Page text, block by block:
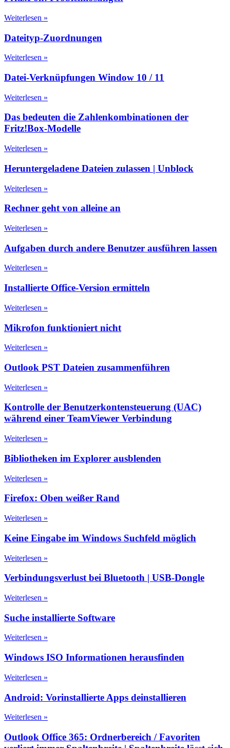
Weiterlesen »
Dateityp-Zuordnungen
Weiterlesen »
Datei-Verknüpfungen Window 10 / 11
Weiterlesen »
Das bedeuten die Zahlenkombinationen der
Fritz!Box-Modelle
Weiterlesen »
Heruntergeladene Dateien zulassen | Unblock
Weiterlesen »
Rechner geht von alleine an
Weiterlesen »
Aufgaben durch andere Benutzer ausführen lassen
Weiterlesen »
Installierte Office-Version ermitteln
Weiterlesen »
Mikrofon funktioniert nicht
Weiterlesen »
Outlook PST Dateien zusammenführen
Weiterlesen »
Kontrolle der Benutzerkontensteuerung (UAC)
während einer TeamViewer Verbindung
Weiterlesen »
Bibliotheken im Explorer ausblenden
Weiterlesen »
Firefox: Oben weißer Rand
Weiterlesen »
Keine Eingabe im Windows Suchfeld möglich
Weiterlesen »
Verbindungsverlust bei Bluetooth | USB-Dongle
Weiterlesen »
Suche installierte Software
Weiterlesen »
Windows ISO Informationen herausfinden
Weiterlesen »
Android: Vorinstallierte Apps deinstallieren
Weiterlesen »
Outlook Office 365: Ordnerbereich / Favoriten